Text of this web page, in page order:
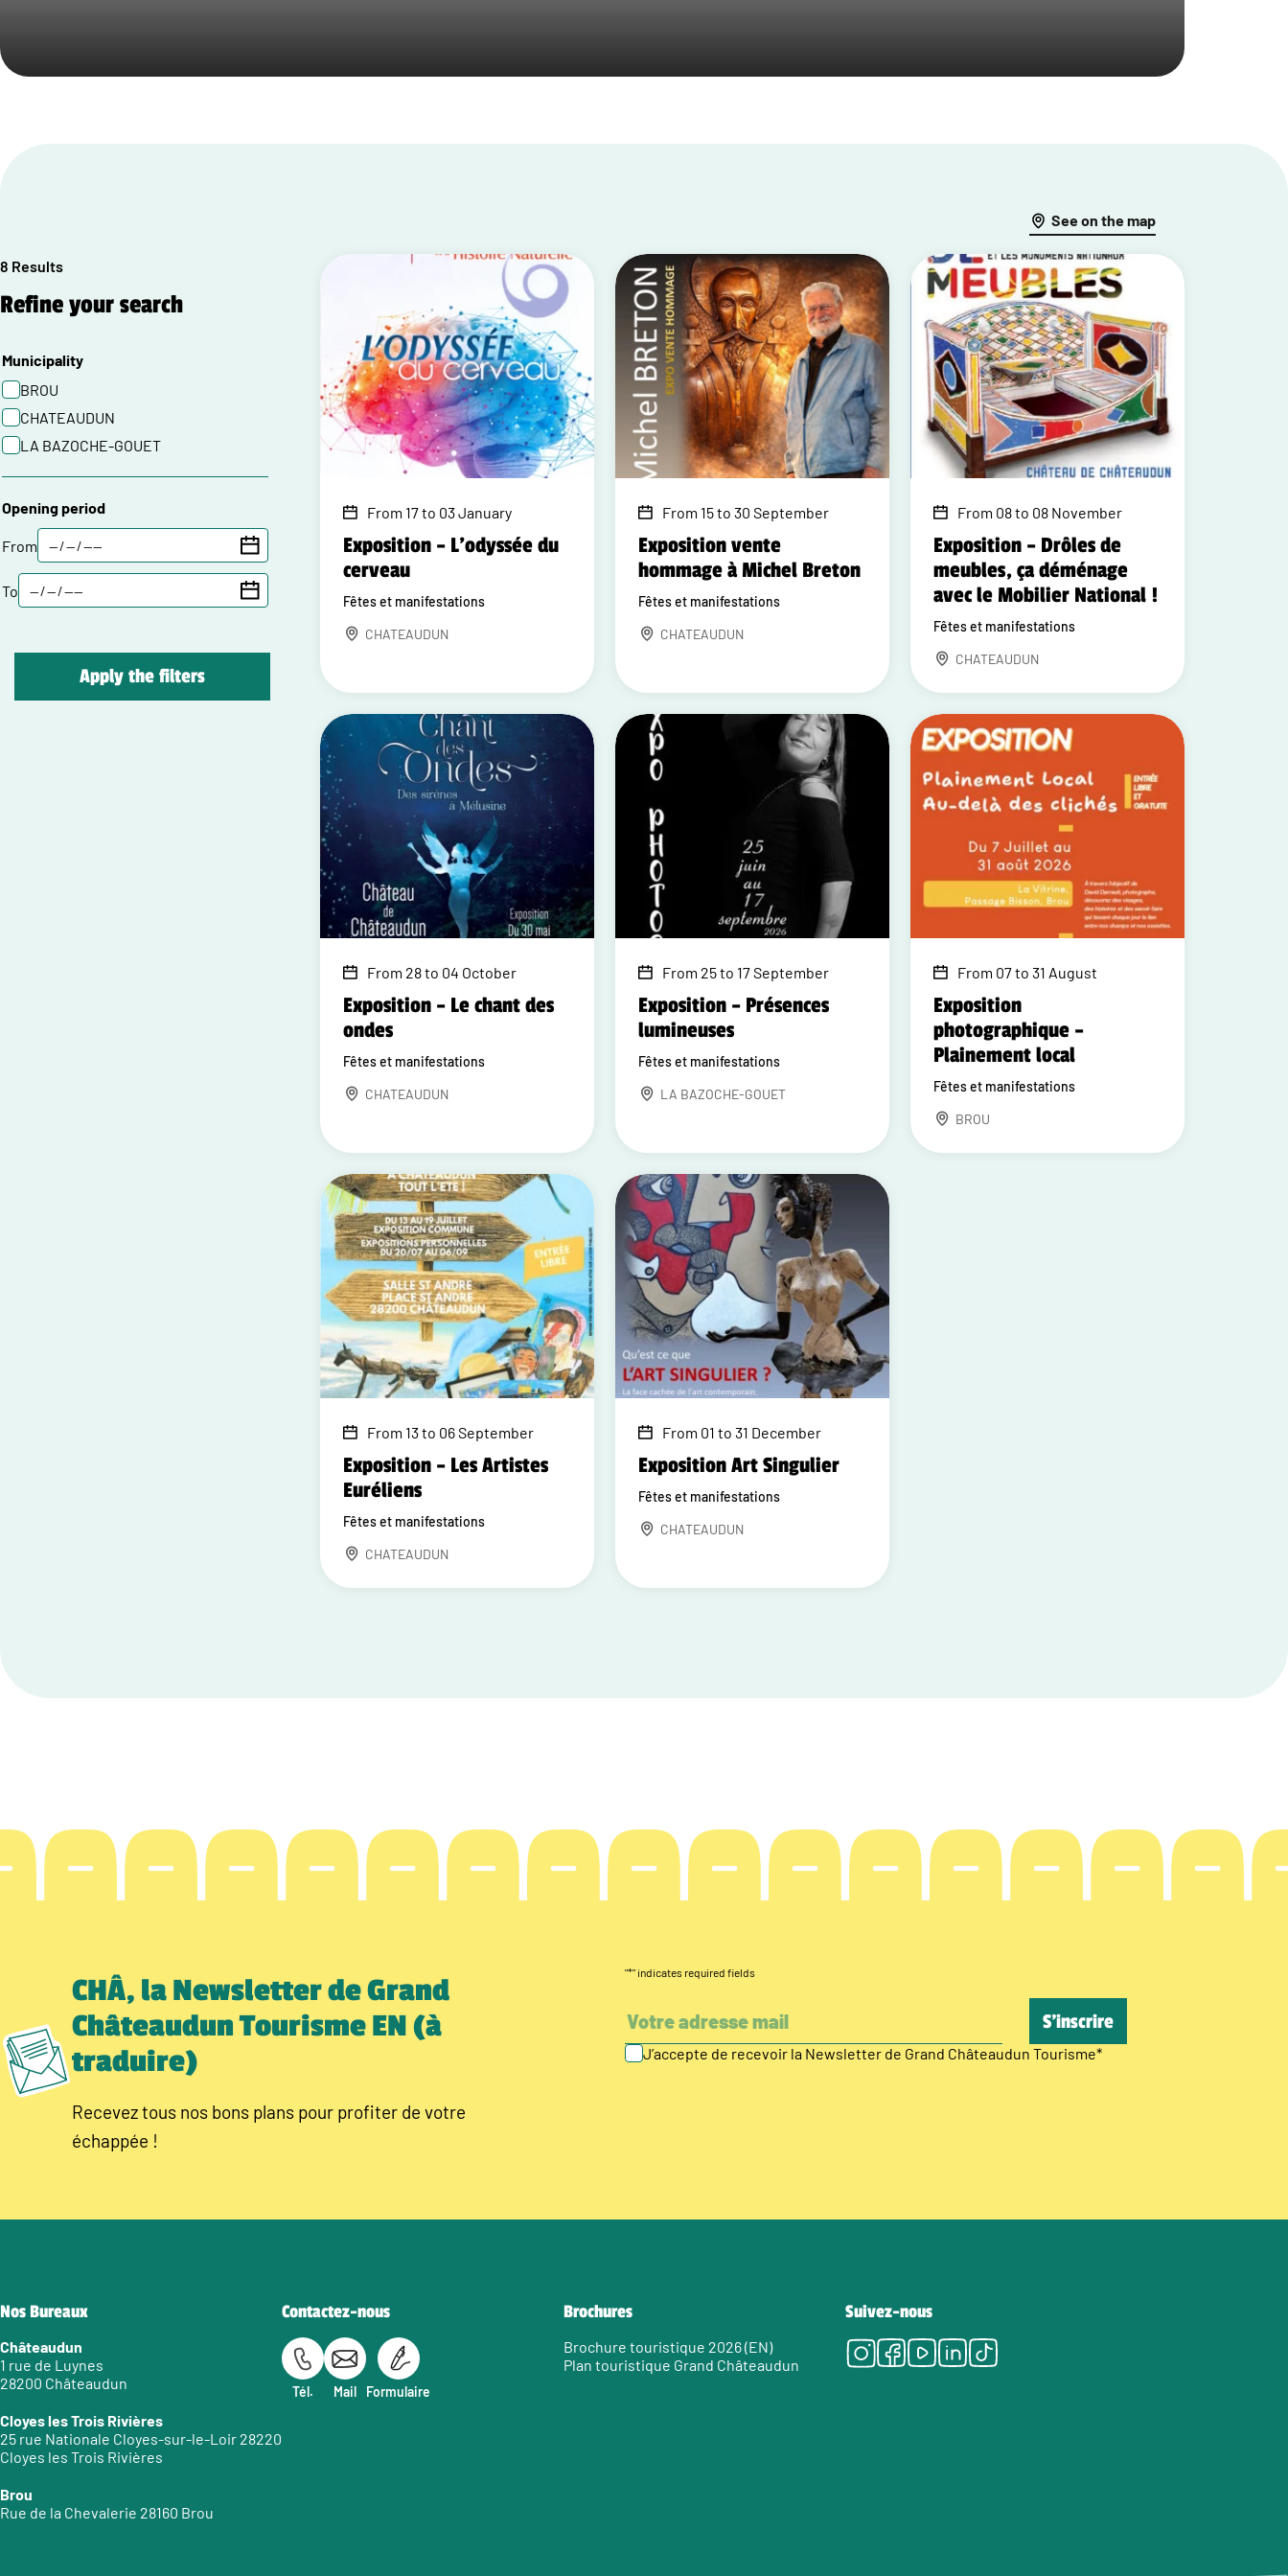
8 Results
Refine your search
Municipality
BROU
CHATEAUDUN
LA BAZOCHE-GOUET
Opening period
From
To
Apply the filters
See on the map
From 17 to 03 January
Exposition – L'odyssée du
cerveau
Fêtes et manifestations
CHATEAUDUN
From 15 to 30 September
Exposition vente
hommage à Michel Breton
Fêtes et manifestations
CHATEAUDUN
From 08 to 08 November
Exposition – Drôles de
meubles, ça déménage
avec le Mobilier National !
Fêtes et manifestations
CHATEAUDUN
From 28 to 04 October
Exposition – Le chant des
ondes
Fêtes et manifestations
CHATEAUDUN
From 25 to 17 September
Exposition – Présences
lumineuses
Fêtes et manifestations
LA BAZOCHE-GOUET
From 07 to 31 August
Exposition
photographique –
Plainement local
Fêtes et manifestations
BROU
From 13 to 06 September
Exposition – Les Artistes
Euréliens
Fêtes et manifestations
CHATEAUDUN
From 01 to 31 December
Exposition Art Singulier
Fêtes et manifestations
CHATEAUDUN
CHÂ, la Newsletter de Grand
Châteaudun Tourisme EN (à
traduire)
Recevez tous nos bons plans pour profiter de votre
échappée !
"*" indicates required fields
J’accepte de recevoir la Newsletter de Grand Châteaudun Tourisme*
Nos Bureaux
Châteaudun
1 rue de Luynes
28200 Châteaudun
Cloyes les Trois Rivières
25 rue Nationale Cloyes-sur-le-Loir 28220
Cloyes les Trois Rivières
Brou
Rue de la Chevalerie 28160 Brou
Contactez-nous
Tél. Mail Formulaire
Brochures
Brochure touristique 2026 (EN)
Plan touristique Grand Châteaudun
Suivez-nous
Instagram
Facebook
Youtube
LinkedIn
Tiktok